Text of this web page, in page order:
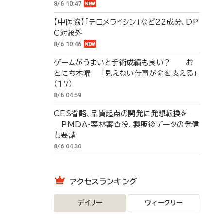
8/6 10:47
【中医協】「テロメライシン」など22成分、DP
C対象外
8/6 10:46
ゲームがうまいと手術成績も良い？ お
とにち木曜 「見えない仕事が命を支える」
（17）
8/6 04:59
CES省略、品質起点の開発に発想転換を
PMDA・栗林審査役、製販後データの発信
も要請
8/6 04:30
アクセスランキング
デイリー ウィークリー